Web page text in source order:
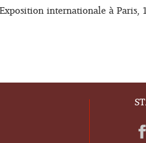
internationale à Paris,